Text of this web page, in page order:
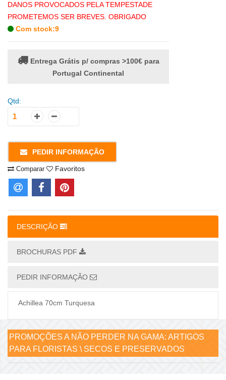
DANOS PROVOCADOS PELA TEMPESTADE
PROMETEMOS SER BREVES. OBRIGADO
Com stock:9
Entrega Grátis p/ compras >100€ para
Portugal Continental
Qtd:
PEDIR INFORMAÇÃO
Comparar Favoritos
DESCRIÇÃO
BROCHURAS PDF
PEDIR INFORMAÇÃO
Achillea 70cm Turquesa
PROMOÇÕES A NÃO PERDER NA GAMA: ARTIGOS
PARA FLORISTAS \ SECOS E PRESERVADOS